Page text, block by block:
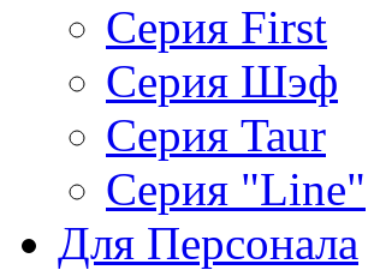
Серия First
Серия Шэф
Серия Taur
Серия "Line"
Для Персонала